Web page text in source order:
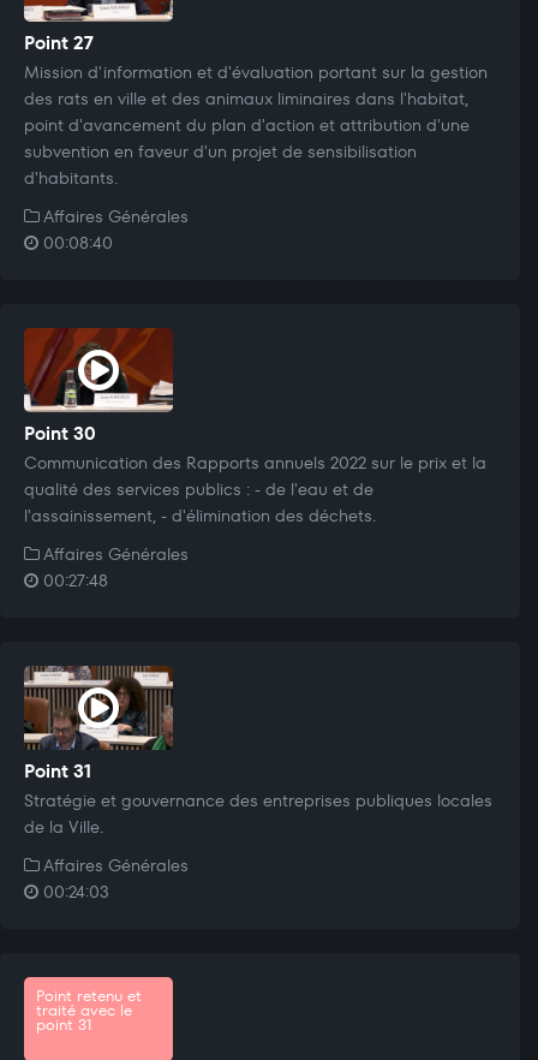
Point 27
Mission d'information et d'évaluation portant sur la gestion
des rats en ville et des animaux liminaires dans l'habitat,
point d'avancement du plan d'action et attribution d'une
subvention en faveur d'un projet de sensibilisation
d'habitants.
Affaires Générales
00:08:40
Point 30
Communication des Rapports annuels 2022 sur le prix et la
qualité des services publics : - de l'eau et de
l'assainissement, - d'élimination des déchets.
Affaires Générales
00:27:48
Point 31
Stratégie et gouvernance des entreprises publiques locales
de la Ville.
Affaires Générales
00:24:03
Point retenu et
traité avec le
point 31